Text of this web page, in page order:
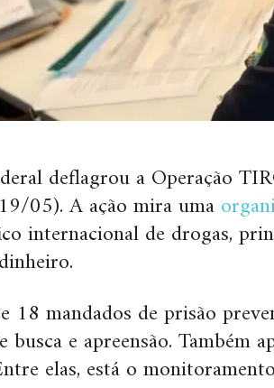
deflagrou a Operação
05). A ação mira uma
internacional de drogas,
18 mandados de prisão
busca e apreensão. Também
elas, está o